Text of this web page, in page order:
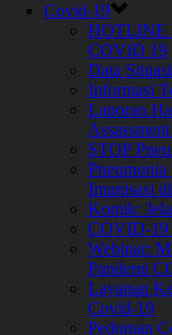
Covid-19
HOTLINE
COVID 19
Data
Informasi
Laporan
STOP
Pneumonia
Imunisasi
Komik:
COVID-19
Webinar:
Pandemi
Layanan
Covid-19
Pedoman